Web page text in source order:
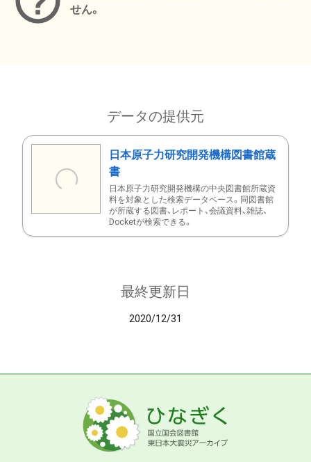
せん。
データの提供元
日本原子力研究開発機構図書館蔵
書
日本原子力研究開発機構の中央図書館所蔵資
料を対象とした検索データベース。同図書館
が所蔵する図書、レポート、会議資料、雑誌、
Docketが検索できる。
最終更新日
2020/12/31